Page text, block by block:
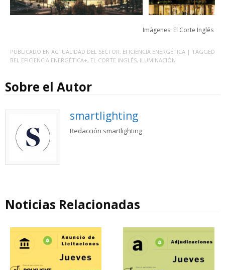
Imágenes: El Corte Inglés
PUBLICADO EN ACTUALIDAD DEL SECTOR, EFICIENCIA ENERGÉTICA | TAGGED
BEI, EFICIENCIA ENERGÉTICA+, EL CORTE INGLÉS, ILUMINACIÓN
Sobre el Autor
smartlighting
Redacción smartlighting
Noticias Relacionadas